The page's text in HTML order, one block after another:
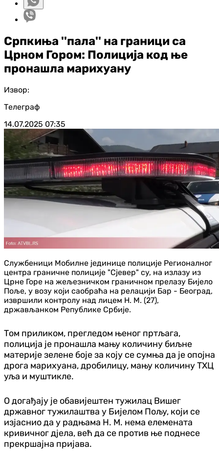
Српкиња ''пала'' на граници са
Црном Гором: Полиција код ње
пронашла марихуану
Извор:
Телеграф
14.07.2025 07:35
Службеници Мобилне јединице полиције Регионалног
центра граничне полиције "Сјевер" су, на излазу из
Црне Горе на жељезничком граничном прелазу Бијело
Поље, у возу који саобраћа на релацији Бар - Београд,
извршили контролу над лицем Н. М. (27),
држављанком Републике Србије.
Том приликом, прегледом њеног пртљага,
полиција је пронашла мању количину биљне
материје зелене боје за коју се сумња да је опојна
дрога марихуана, дробилицу, мању количину ТХЦ
уља и муштикле.
О догађају је обавијештен тужилац Вишег
државног тужилаштва у Бијелом Пољу, који се
изјаснио да у радњама Н. М. нема елемената
кривичног дјела, већ да се против ње поднесе
прекршајна пријава.